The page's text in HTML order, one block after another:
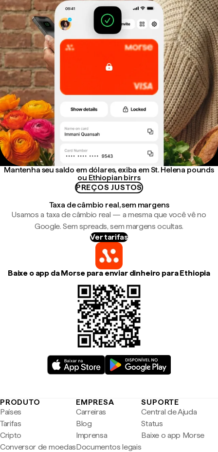
Mantenha seu saldo em dólares, exiba em St. Helena pounds
ou Ethiopian birrs
PREÇOS JUSTOS
Taxa de câmbio real, sem margens
Usamos a taxa de câmbio real — a mesma que você vê no
Google. Sem spreads, sem margens ocultas.
Ver tarifas
Baixe o app da Morse para enviar dinheiro para Ethiopia
PRODUTO
Países
Tarifas
Cripto
Conversor de moedas
EMPRESA
Carreiras
Blog
Imprensa
Documentos legais
SUPORTE
Central de Ajuda
Status
Baixe o app Morse